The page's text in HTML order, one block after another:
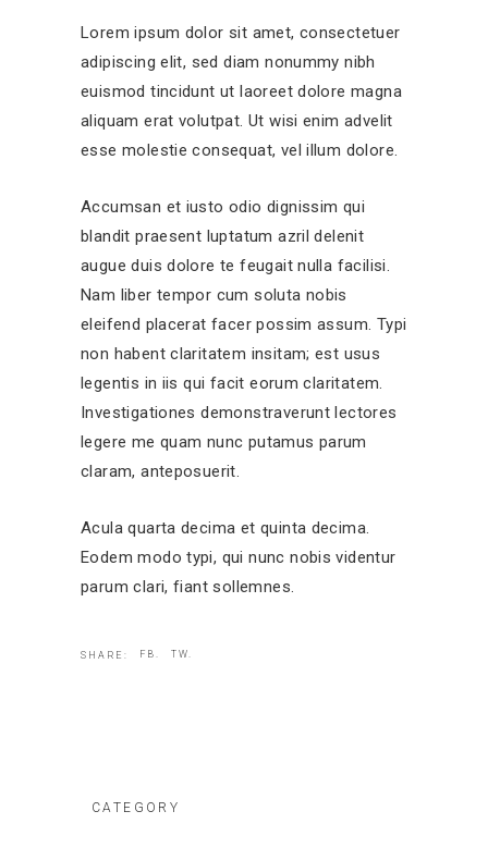
Lorem ipsum dolor sit amet, consectetuer
adipiscing elit, sed diam nonummy nibh
euismod tincidunt ut laoreet dolore magna
aliquam erat volutpat. Ut wisi enim advelit
esse molestie consequat, vel illum dolore.
Accumsan et iusto odio dignissim qui
blandit praesent luptatum azril delenit
augue duis dolore te feugait nulla facilisi.
Nam liber tempor cum soluta nobis
eleifend placerat facer possim assum. Typi
non habent claritatem insitam; est usus
legentis in iis qui facit eorum claritatem.
Investigationes demonstraverunt lectores
legere me quam nunc putamus parum
claram, anteposuerit.
Acula quarta decima et quinta decima.
Eodem modo typi, qui nunc nobis videntur
parum clari, fiant sollemnes.
SHARE: FB. TW.
CATEGORY